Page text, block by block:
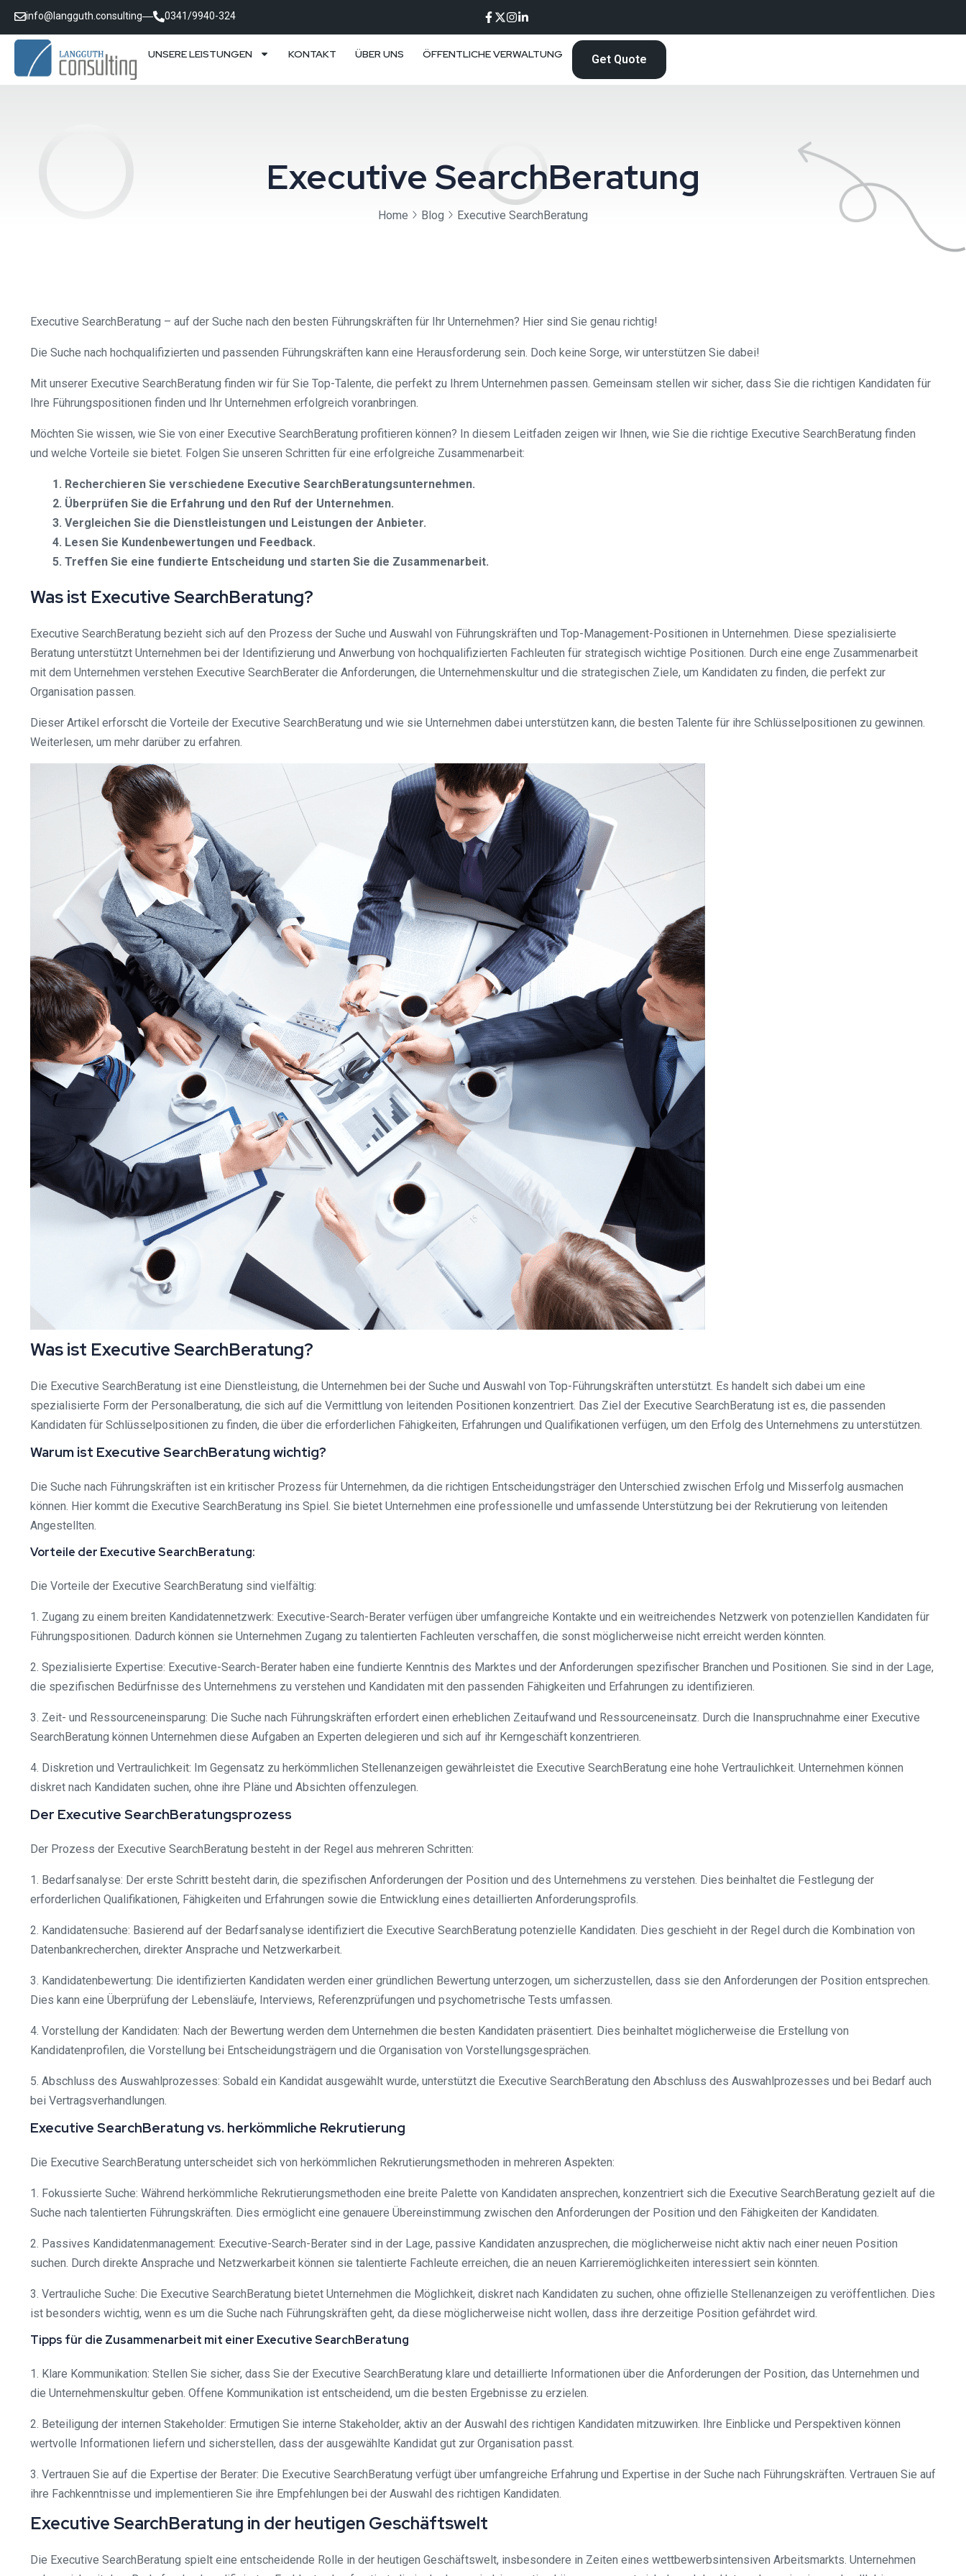
info@langguth.consulting 0341/9940-324
UNSERE LEISTUNGEN KONTAKT ÜBER UNS ÖFFENTLICHE VERWALTUNG Get Quote
Executive SearchBeratung
Home Blog Executive SearchBeratung
Executive SearchBeratung – auf der Suche nach den besten Führungskräften für Ihr Unternehmen? Hier sind Sie genau richtig!
Die Suche nach hochqualifizierten und passenden Führungskräften kann eine Herausforderung sein. Doch keine Sorge, wir unterstützen Sie dabei!
Mit unserer Executive SearchBeratung finden wir für Sie Top-Talente, die perfekt zu Ihrem Unternehmen passen. Gemeinsam stellen wir sicher, dass Sie die richtigen Kandidaten für
Ihre Führungspositionen finden und Ihr Unternehmen erfolgreich voranbringen.
Möchten Sie wissen, wie Sie von einer Executive SearchBeratung profitieren können? In diesem Leitfaden zeigen wir Ihnen, wie Sie die richtige Executive SearchBeratung finden
und welche Vorteile sie bietet. Folgen Sie unseren Schritten für eine erfolgreiche Zusammenarbeit:
Recherchieren Sie verschiedene Executive SearchBeratungsunternehmen.
Überprüfen Sie die Erfahrung und den Ruf der Unternehmen.
Vergleichen Sie die Dienstleistungen und Leistungen der Anbieter.
Lesen Sie Kundenbewertungen und Feedback.
Treffen Sie eine fundierte Entscheidung und starten Sie die Zusammenarbeit.
Was ist Executive SearchBeratung?
Executive SearchBeratung bezieht sich auf den Prozess der Suche und Auswahl von Führungskräften und Top-Management-Positionen in Unternehmen. Diese spezialisierte
Beratung unterstützt Unternehmen bei der Identifizierung und Anwerbung von hochqualifizierten Fachleuten für strategisch wichtige Positionen. Durch eine enge Zusammenarbeit
mit dem Unternehmen verstehen Executive SearchBerater die Anforderungen, die Unternehmenskultur und die strategischen Ziele, um Kandidaten zu finden, die perfekt zur
Organisation passen.
Dieser Artikel erforscht die Vorteile der Executive SearchBeratung und wie sie Unternehmen dabei unterstützen kann, die besten Talente für ihre Schlüsselpositionen zu gewinnen.
Weiterlesen, um mehr darüber zu erfahren.
Was ist Executive SearchBeratung?
Die Executive SearchBeratung ist eine Dienstleistung, die Unternehmen bei der Suche und Auswahl von Top-Führungskräften unterstützt. Es handelt sich dabei um eine
spezialisierte Form der Personalberatung, die sich auf die Vermittlung von leitenden Positionen konzentriert. Das Ziel der Executive SearchBeratung ist es, die passenden
Kandidaten für Schlüsselpositionen zu finden, die über die erforderlichen Fähigkeiten, Erfahrungen und Qualifikationen verfügen, um den Erfolg des Unternehmens zu unterstützen.
Warum ist Executive SearchBeratung wichtig?
Die Suche nach Führungskräften ist ein kritischer Prozess für Unternehmen, da die richtigen Entscheidungsträger den Unterschied zwischen Erfolg und Misserfolg ausmachen
können. Hier kommt die Executive SearchBeratung ins Spiel. Sie bietet Unternehmen eine professionelle und umfassende Unterstützung bei der Rekrutierung von leitenden
Angestellten.
Vorteile der Executive SearchBeratung:
Die Vorteile der Executive SearchBeratung sind vielfältig:
1. Zugang zu einem breiten Kandidatennetzwerk: Executive-Search-Berater verfügen über umfangreiche Kontakte und ein weitreichendes Netzwerk von potenziellen Kandidaten für
Führungspositionen. Dadurch können sie Unternehmen Zugang zu talentierten Fachleuten verschaffen, die sonst möglicherweise nicht erreicht werden könnten.
2. Spezialisierte Expertise: Executive-Search-Berater haben eine fundierte Kenntnis des Marktes und der Anforderungen spezifischer Branchen und Positionen. Sie sind in der Lage,
die spezifischen Bedürfnisse des Unternehmens zu verstehen und Kandidaten mit den passenden Fähigkeiten und Erfahrungen zu identifizieren.
3. Zeit- und Ressourceneinsparung: Die Suche nach Führungskräften erfordert einen erheblichen Zeitaufwand und Ressourceneinsatz. Durch die Inanspruchnahme einer Executive
SearchBeratung können Unternehmen diese Aufgaben an Experten delegieren und sich auf ihr Kerngeschäft konzentrieren.
4. Diskretion und Vertraulichkeit: Im Gegensatz zu herkömmlichen Stellenanzeigen gewährleistet die Executive SearchBeratung eine hohe Vertraulichkeit. Unternehmen können
diskret nach Kandidaten suchen, ohne ihre Pläne und Absichten offenzulegen.
Der Executive SearchBeratungsprozess
Der Prozess der Executive SearchBeratung besteht in der Regel aus mehreren Schritten:
1. Bedarfsanalyse: Der erste Schritt besteht darin, die spezifischen Anforderungen der Position und des Unternehmens zu verstehen. Dies beinhaltet die Festlegung der
erforderlichen Qualifikationen, Fähigkeiten und Erfahrungen sowie die Entwicklung eines detaillierten Anforderungsprofils.
2. Kandidatensuche: Basierend auf der Bedarfsanalyse identifiziert die Executive SearchBeratung potenzielle Kandidaten. Dies geschieht in der Regel durch die Kombination von
Datenbankrecherchen, direkter Ansprache und Netzwerkarbeit.
3. Kandidatenbewertung: Die identifizierten Kandidaten werden einer gründlichen Bewertung unterzogen, um sicherzustellen, dass sie den Anforderungen der Position entsprechen.
Dies kann eine Überprüfung der Lebensläufe, Interviews, Referenzprüfungen und psychometrische Tests umfassen.
4. Vorstellung der Kandidaten: Nach der Bewertung werden dem Unternehmen die besten Kandidaten präsentiert. Dies beinhaltet möglicherweise die Erstellung von
Kandidatenprofilen, die Vorstellung bei Entscheidungsträgern und die Organisation von Vorstellungsgesprächen.
5. Abschluss des Auswahlprozesses: Sobald ein Kandidat ausgewählt wurde, unterstützt die Executive SearchBeratung den Abschluss des Auswahlprozesses und bei Bedarf auch
bei Vertragsverhandlungen.
Executive SearchBeratung vs. herkömmliche Rekrutierung
Die Executive SearchBeratung unterscheidet sich von herkömmlichen Rekrutierungsmethoden in mehreren Aspekten:
1. Fokussierte Suche: Während herkömmliche Rekrutierungsmethoden eine breite Palette von Kandidaten ansprechen, konzentriert sich die Executive SearchBeratung gezielt auf die
Suche nach talentierten Führungskräften. Dies ermöglicht eine genauere Übereinstimmung zwischen den Anforderungen der Position und den Fähigkeiten der Kandidaten.
2. Passives Kandidatenmanagement: Executive-Search-Berater sind in der Lage, passive Kandidaten anzusprechen, die möglicherweise nicht aktiv nach einer neuen Position
suchen. Durch direkte Ansprache und Netzwerkarbeit können sie talentierte Fachleute erreichen, die an neuen Karrieremöglichkeiten interessiert sein könnten.
3. Vertrauliche Suche: Die Executive SearchBeratung bietet Unternehmen die Möglichkeit, diskret nach Kandidaten zu suchen, ohne offizielle Stellenanzeigen zu veröffentlichen. Dies
ist besonders wichtig, wenn es um die Suche nach Führungskräften geht, da diese möglicherweise nicht wollen, dass ihre derzeitige Position gefährdet wird.
Tipps für die Zusammenarbeit mit einer Executive SearchBeratung
1. Klare Kommunikation: Stellen Sie sicher, dass Sie der Executive SearchBeratung klare und detaillierte Informationen über die Anforderungen der Position, das Unternehmen und
die Unternehmenskultur geben. Offene Kommunikation ist entscheidend, um die besten Ergebnisse zu erzielen.
2. Beteiligung der internen Stakeholder: Ermutigen Sie interne Stakeholder, aktiv an der Auswahl des richtigen Kandidaten mitzuwirken. Ihre Einblicke und Perspektiven können
wertvolle Informationen liefern und sicherstellen, dass der ausgewählte Kandidat gut zur Organisation passt.
3. Vertrauen Sie auf die Expertise der Berater: Die Executive SearchBeratung verfügt über umfangreiche Erfahrung und Expertise in der Suche nach Führungskräften. Vertrauen Sie auf
ihre Fachkenntnisse und implementieren Sie ihre Empfehlungen bei der Auswahl des richtigen Kandidaten.
Executive SearchBeratung in der heutigen Geschäftswelt
Die Executive SearchBeratung spielt eine entscheidende Rolle in der heutigen Geschäftswelt, insbesondere in Zeiten eines wettbewerbsintensiven Arbeitsmarkts. Unternehmen